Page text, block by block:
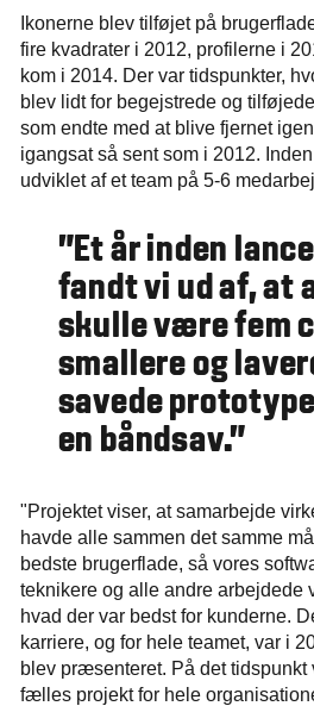
Ikonerne blev tilføjet på
fire kvadrater i 2012, profilerne i
kom i 2014. Der var tidspunkter,
blev lidt for begejstrede og
som endte med at blive fjernet
igangsat så sent som i 2012.
udviklet af et team på 5-6
"Et år inden
fandt vi ud af, at
skulle være fem
smallere og
savede
en båndsav."
"Projektet viser, at samarbejde
havde alle sammen det samme
bedste brugerflade, så vores
teknikere og alle andre arbejdede
hvad der var bedst for kunderne.
karriere, og for hele teamet, var i
blev præsenteret. På det tidspunkt
fælles projekt for hele